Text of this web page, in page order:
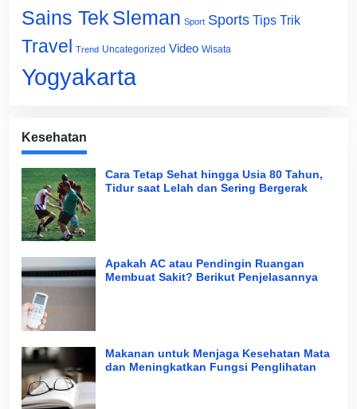
Sains Tek Sleman Sport Sports Tips Trik
Travel Trend Uncategorized Video Wisata
Yogyakarta
Kesehatan
Cara Tetap Sehat hingga Usia 80 Tahun,
Tidur saat Lelah dan Sering Bergerak
Apakah AC atau Pendingin Ruangan
Membuat Sakit? Berikut Penjelasannya
Makanan untuk Menjaga Kesehatan Mata
dan Meningkatkan Fungsi Penglihatan